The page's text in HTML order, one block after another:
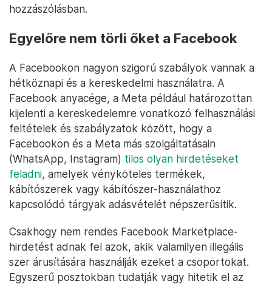
hozzászólásban.
Egyelőre nem törli őket a Facebook
A Facebookon nagyon szigorú szabályok vannak a
hétköznapi és a kereskedelmi használatra. A
Facebook anyacége, a Meta például határozottan
kijelenti a kereskedelemre vonatkozó felhasználási
feltételek és szabályzatok között, hogy a
Facebookon és a Meta más szolgáltatásain
(WhatsApp, Instagram) tilos olyan hirdetéseket
feladni, amelyek vényköteles termékek,
kábítószerek vagy kábítószer-használathoz
kapcsolódó tárgyak adásvételét népszerűsítik.
Csakhogy nem rendes Facebook Marketplace-
hirdetést adnak fel azok, akik valamilyen illegális
szer árusítására használják ezeket a csoportokat.
Egyszerű posztokban tudatják vagy hitetik el az